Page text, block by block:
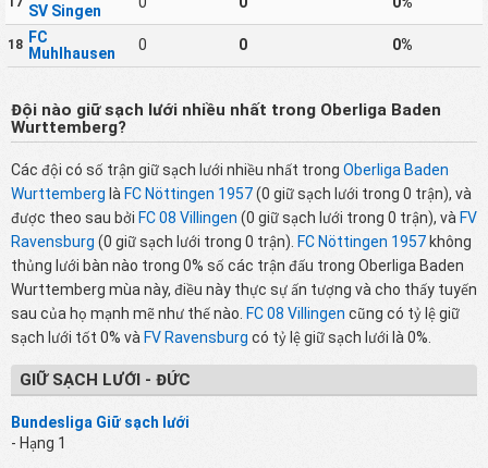
SV Singen
18 FC
Muhlhausen
0 0 0%
Đội nào giữ sạch lưới nhiều nhất trong Oberliga Baden
Wurttemberg?
Các đội có số trận giữ sạch lưới nhiều nhất trong Oberliga Baden
Wurttemberg là FC Nöttingen 1957(0 giữ sạch lưới trong 0 trận), và
được theo sau bởi FC 08 Villingen (0 giữ sạch lưới trong 0 trận), và FV
Ravensburg (0 giữ sạch lưới trong 0 trận). FC Nöttingen 1957 không
thủng lưới bàn nào trong 0% số các trận đấu trong Oberliga Baden
Wurttemberg mùa này, điều này thực sự ấn tượng và cho thấy tuyến
sau của họ mạnh mẽ như thế nào. FC 08 Villingen cũng có tỷ lệ giữ
sạch lưới tốt 0% và FV Ravensburg có tỷ lệ giữ sạch lưới là 0%.
GIỮ SẠCH LƯỚI - ĐỨC
Bundesliga Giữ sạch lưới
- Hạng 1